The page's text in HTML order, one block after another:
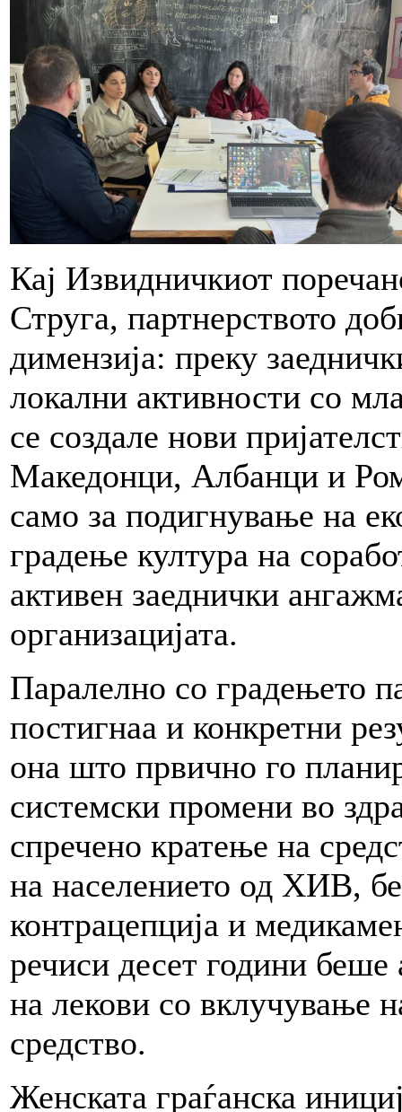
Кај Извидничкиот
Струга, партнерството
димензија: преку
локални активности со
се создале нови
Македонци, Албанци и
само за подигнување на
градење култура на
активен заеднички
организацијата.
Паралелно со градењето
постигнаа и конкретни
она што првично го
системски промени во
спречено кратење на
на населението од ХИВ,
контрацепција и
речиси десет години беше
на лекови со вклучување
средство.
Женската граѓанска